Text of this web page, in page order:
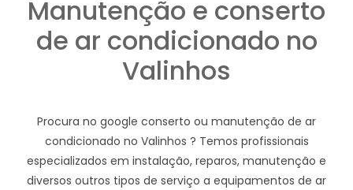
Manutenção e conserto
de ar condicionado no
Valinhos
Procura no google conserto ou manutenção de ar
condicionado no Valinhos ? Temos profissionais
especializados em instalação, reparos, manutenção e
diversos outros tipos de serviço a equipamentos de ar